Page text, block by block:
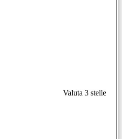
Valuta 3 stelle